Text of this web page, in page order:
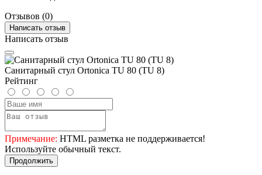
Отзывов (0)
Написать отзыв
Написать отзыв
Санитарный стул Ortonica TU 80 (TU 8)
Рейтинг
Примечание: HTML разметка не поддерживается!
Используйте обычный текст.
Продолжить